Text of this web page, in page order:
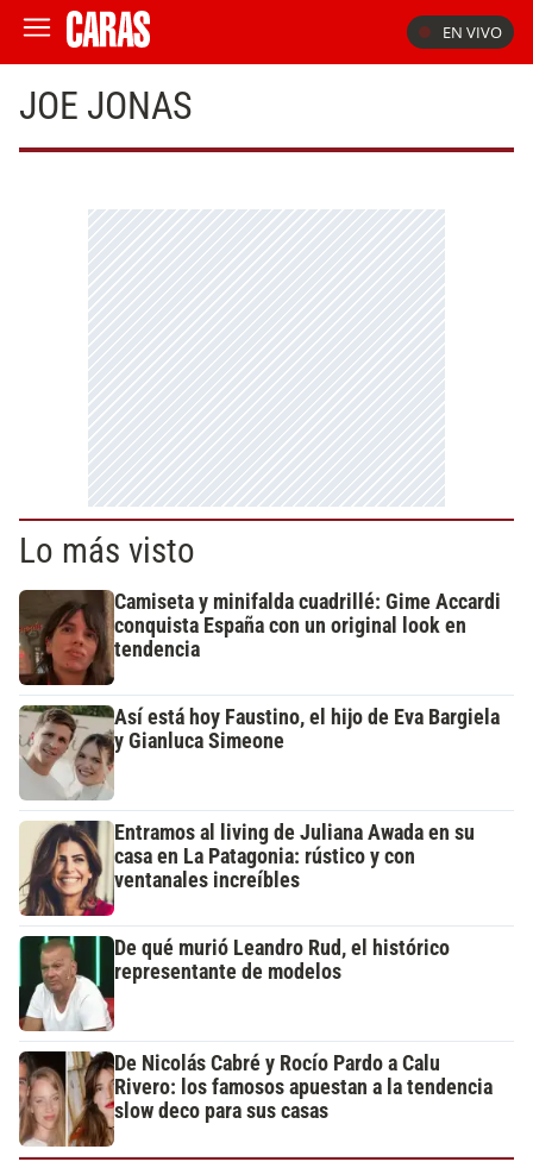
EN VIVO
JOE JONAS
Lo más visto
Camiseta y minifalda cuadrillé: Gime Accardi
conquista España con un original look en
tendencia
Así está hoy Faustino, el hijo de Eva Bargiela
y Gianluca Simeone
Entramos al living de Juliana Awada en su
casa en La Patagonia: rústico y con
ventanales increíbles
De qué murió Leandro Rud, el histórico
representante de modelos
De Nicolás Cabré y Rocío Pardo a Calu
Rivero: los famosos apuestan a la tendencia
slow deco para sus casas